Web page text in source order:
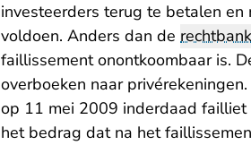
investeerders terug te betalen
voldoen. Anders dan de rechtbank
faillissement onontkoombaar is.
overboeken naar
op 11 mei 2009 inderdaad
het bedrag dat na het